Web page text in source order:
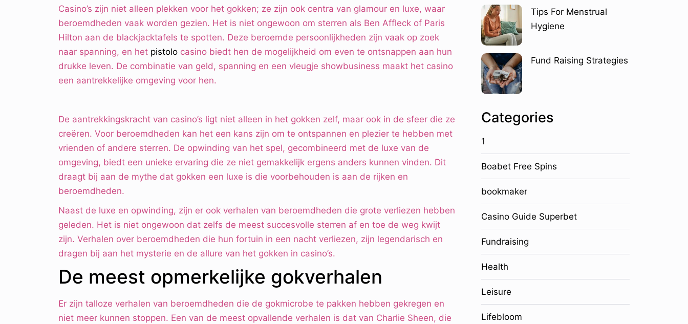
Casino’s zijn niet alleen plekken voor het gokken; ze zijn ook centra van glamour en luxe, waar
beroemdheden vaak worden gezien. Het is niet ongewoon om sterren als Ben Affleck of Paris
Hilton aan de blackjacktafels te spotten. Deze beroemde persoonlijkheden zijn vaak op zoek
naar spanning, en het pistolo casino biedt hen de mogelijkheid om even te ontsnappen aan hun
drukke leven. De combinatie van geld, spanning en een vleugje showbusiness maakt het casino
een aantrekkelijke omgeving voor hen.
De aantrekkingskracht van casino’s ligt niet alleen in het gokken zelf, maar ook in de sfeer die ze
creëren. Voor beroemdheden kan het een kans zijn om te ontspannen en plezier te hebben met
vrienden of andere sterren. De opwinding van het spel, gecombineerd met de luxe van de
omgeving, biedt een unieke ervaring die ze niet gemakkelijk ergens anders kunnen vinden. Dit
draagt bij aan de mythe dat gokken een luxe is die voorbehouden is aan de rijken en
beroemdheden.
Naast de luxe en opwinding, zijn er ook verhalen van beroemdheden die grote verliezen hebben
geleden. Het is niet ongewoon dat zelfs de meest succesvolle sterren af en toe de weg kwijt
zijn. Verhalen over beroemdheden die hun fortuin in een nacht verliezen, zijn legendarisch en
dragen bij aan het mysterie en de allure van het gokken in casino’s.
De meest opmerkelijke gokverhalen
Er zijn talloze verhalen van beroemdheden die de gokmicrobe te pakken hebben gekregen en
niet meer kunnen stoppen. Een van de meest opvallende verhalen is dat van Charlie Sheen, die
Tips For Menstrual
Hygiene
Fund Raising Strategies
Categories
1
Boabet Free Spins
bookmaker
Casino Guide Superbet
Fundraising
Health
Leisure
Lifebloom